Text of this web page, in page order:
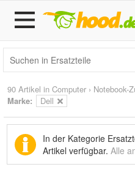
90 Artikel in Computer › Notebook-
Marke: Dell
In der Kategorie
Artikel verfügbar. Alle